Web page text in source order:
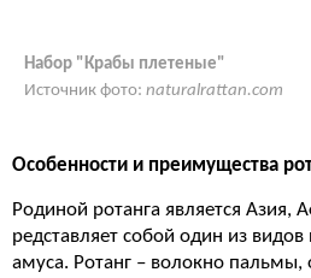
Набор "Крабы плетеные"
Источник фото: naturalrattan.com
Особенности и преимущества
Родиной ротанга является Азия,
редставляет собой один из
амуса. Ротанг – волокно пальмы,